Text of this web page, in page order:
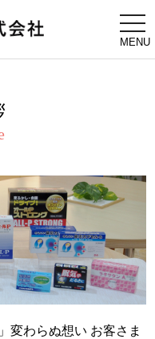
MENU
変わらぬ想い お客さま